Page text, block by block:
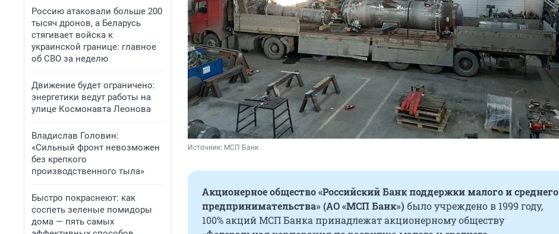
Россию атаковали больше 200
тысяч дронов, а Беларусь
стягивает войска к
украинской границе: главное
об СВО за неделю
Движение будет ограничено:
энергетики ведут работы на
улице Космонавта Леонова
Владислав Головин:
«Сильный фронт невозможен
без крепкого
производственного тыла»
Быстро покраснеют: как
соспеть зеленые помидоры
дома — пять самых
Источник: МСП Банк
Акционерное общество «Российский Банк поддержки малого и среднего
предпринимательства» (АО «МСП Банк») было учреждено в 1999 году,
100% акций МСП Банка принадлежат акционерному обществу